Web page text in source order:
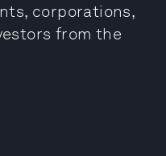
corporations,
from the